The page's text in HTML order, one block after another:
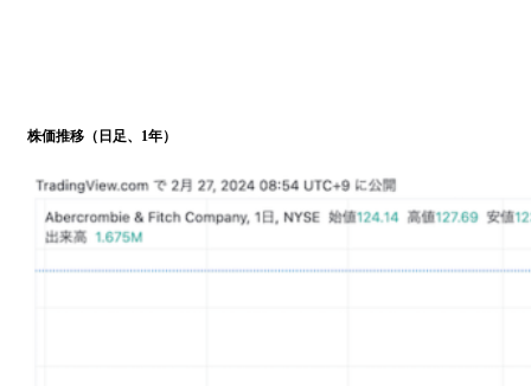
株価推移（日足、1年）